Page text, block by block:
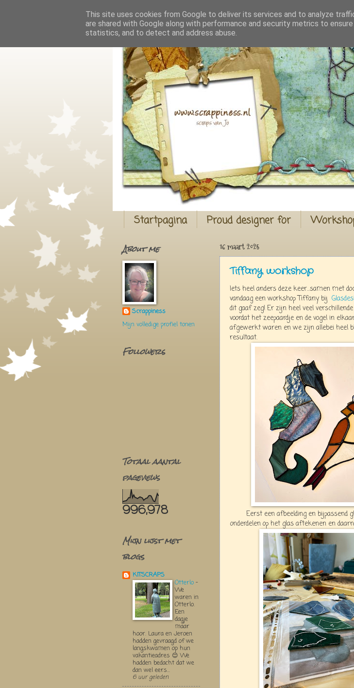
Startpagina Proud designer for
16 maart 2025
Tiffany workshop
Iets heel anders deze keer...samen met
vandaag een workshop Tiffany bij
dit gaaf zeg! Er zijn heel veel
voordat het zeepaardje en de vogel in
afgewerkt waren en we zijn allebei heel
resultaat.
Eerst een afbeelding en bijpassend
onderdelen op het glas aftekenen en
About me
Scrappiness
Mijn volledige profiel tonen
Followers
Totaal aantal
pageviews
996,978
Mijn lijst met
blogs
KITSCRAPS
Otterlo -
We
waren in
Otterlo.
Een
dagje
maar
hoor. Laura en Jeroen
hadden gevraagd of we
langskwamen op hun
vakantieadres 😊 We
hadden bedacht dat we
dan wel eers...
6 uur geleden
This site uses cookies from Google to deliver its services and to analyze
are shared with Google along with performance and security metrics to
statistics, and to detect and address abuse.